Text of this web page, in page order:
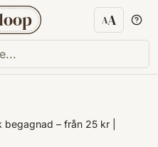
AA
– från 25 kr |